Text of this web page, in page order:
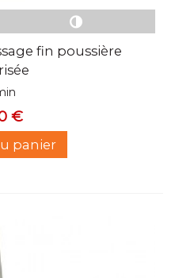
fin poussière
€
panier